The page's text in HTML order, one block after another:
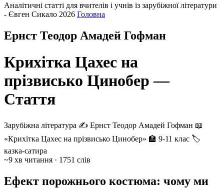
Аналітичні статті для вчителів і учнів із зарубіжної літератури
- Євген Сикало 2026 Головна
Ернст Теодор Амадей Гофман
Крихітка Цахес на
прізвисько Цинобер —
Стаття
Зарубіжна література ✍️ Ернст Теодор Амадей Гофман 📖
«Крихітка Цахес на прізвисько Цинобер» 🏫 9-11 клас 🏷
казка-сатира
~9 хв читання · 1751 слів
Ефект порожнього костюма: чому ми